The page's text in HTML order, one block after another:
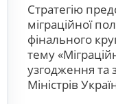
Стратегію
міграційної
фінального
тему
узгодження та
Міністрів